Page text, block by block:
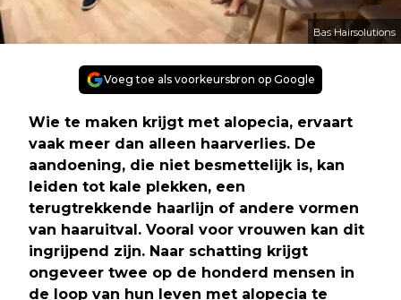
Bas Hairsolutions
Voeg toe als voorkeursbron op Google
Wie te maken krijgt met alopecia, ervaart
vaak meer dan alleen haarverlies. De
aandoening, die niet besmettelijk is, kan
leiden tot kale plekken, een
terugtrekkende haarlijn of andere vormen
van haaruitval. Vooral voor vrouwen kan dit
ingrijpend zijn. Naar schatting krijgt
ongeveer twee op de honderd mensen in
de loop van hun leven met alopecia te